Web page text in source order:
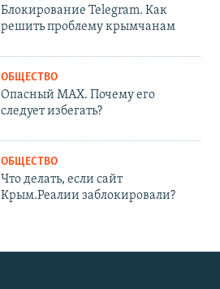
Блокирование Telegram. Как
решить проблему крымчанам
ОБЩЕСТВО
Опасный MAX. Почему его
следует избегать?
ОБЩЕСТВО
Что делать, если сайт
Крым.Реалии заблокировали?